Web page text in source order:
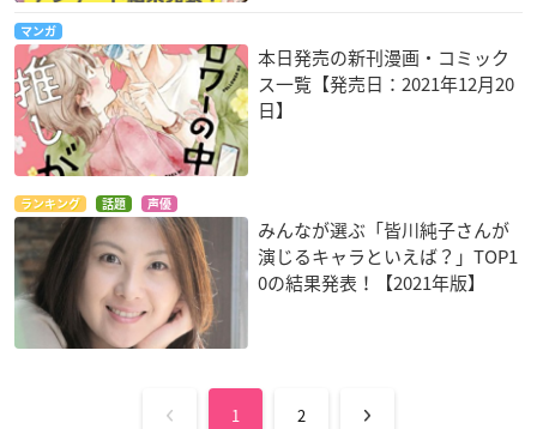
マンガ
本日発売の新刊漫画・コミック
ス一覧【発売日：2021年12月20
日】
ランキング 話題 声優
みんなが選ぶ「皆川純子さんが
演じるキャラといえば？」TOP1
0の結果発表！【2021年版】
1 2